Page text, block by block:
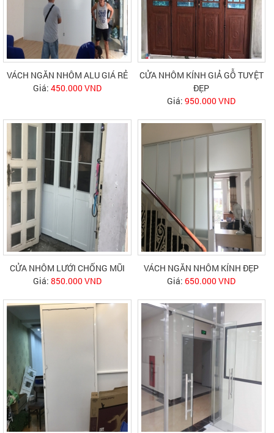
VÁCH NGĂN NHÔM ALU GIÁ RẺ
Giá: 450.000 VND
CỬA NHÔM KÍNH GIẢ GỖ TUYỆT
ĐẸP
Giá:950.000 VND
CỬA NHÔM LƯỚI CHỐNG MŨI
Giá: 850.000 VND
VÁCH NGĂN NHÔM KÍNH ĐẸP
Giá:650.000 VND